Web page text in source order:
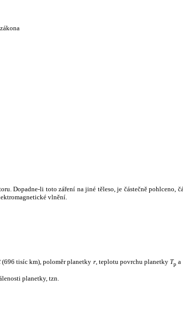
Dopadne-li toto záření na jiné těleso, je částečně pohlceno,
vlnění.
(696 tisíc km), poloměr planetky r, teplotu povrchu planetky Tp a
planetky, tzn.